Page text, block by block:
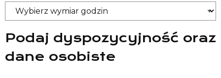
Podaj dyspozycyjność oraz
dane osobiste